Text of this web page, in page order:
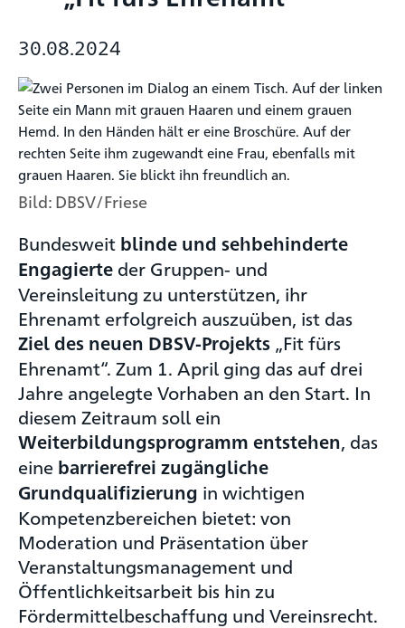
30.08.2024
Bild: DBSV/Friese
Bundesweit blinde und sehbehinderte
Engagierte der Gruppen- und
Vereinsleitung zu unterstützen, ihr
Ehrenamt erfolgreich auszuüben, ist das
Ziel des neuen DBSV-Projekts „Fit fürs
Ehrenamt“. Zum 1. April ging das auf drei
Jahre angelegte Vorhaben an den Start. In
diesem Zeitraum soll ein
Weiterbildungsprogramm entstehen, das
eine barrierefrei zugängliche
Grundqualifizierung in wichtigen
Kompetenzbereichen bietet: von
Moderation und Präsentation über
Veranstaltungsmanagement und
Öffentlichkeitsarbeit bis hin zu
Fördermittelbeschaffung und Vereinsrecht.